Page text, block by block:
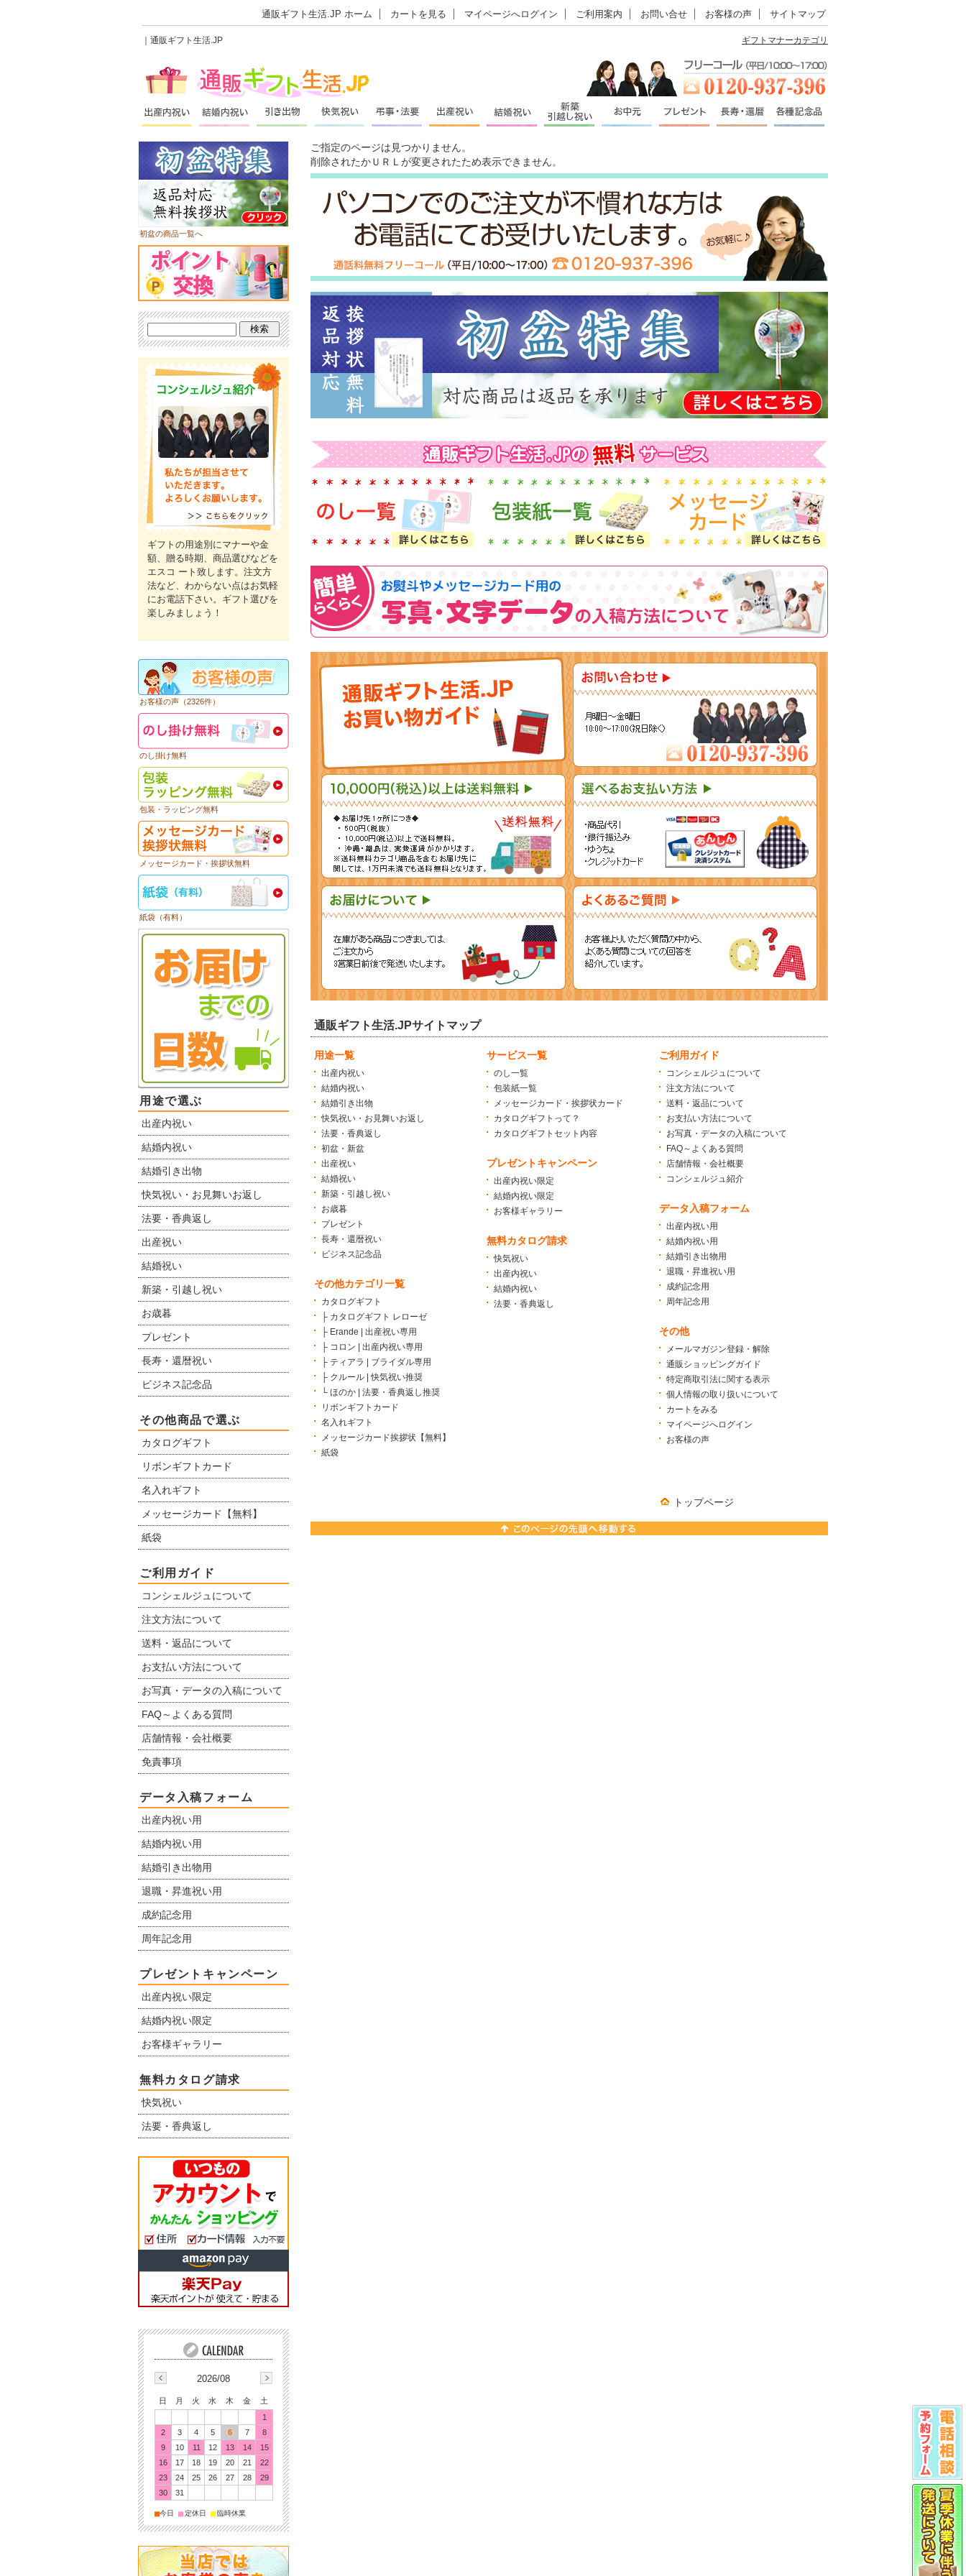
通販ギフト生活.JP ホーム カートを見る マイページへログイン ご利用案内 お問い合せ お客様の声 サイトマップ
｜通販ギフト生活.JP ギフトマナーカテゴリ
ご指定のページは見つかりません。
削除されたかＵＲＬが変更されたため表示できません。
通販ギフト生活.JPサイトマップ
用途一覧
出産内祝い
結婚内祝い
結婚引き出物
快気祝い・お見舞いお返し
法要・香典返し
初盆・新盆
出産祝い
結婚祝い
新築・引越し祝い
お歳暮
プレゼント
長寿・還暦祝い
ビジネス記念品
その他カテゴリ一覧
カタログギフト
├ カタログギフト レローゼ
├ Erande | 出産祝い専用
├ コロン | 出産内祝い専用
├ ティアラ | ブライダル専用
├ クルール | 快気祝い推奨
└ ほのか | 法要・香典返し推奨
リボンギフトカード
名入れギフト
メッセージカード挨拶状【無料】
紙袋
サービス一覧
のし一覧
包装紙一覧
メッセージカード・挨拶状カード
カタログギフトって？
カタログギフトセット内容
プレゼントキャンペーン
出産内祝い限定
結婚内祝い限定
お客様ギャラリー
無料カタログ請求
快気祝い
出産内祝い
結婚内祝い
法要・香典返し
ご利用ガイド
コンシェルジュについて
注文方法について
送料・返品について
お支払い方法について
お写真・データの入稿について
FAQ～よくある質問
店舗情報・会社概要
コンシェルジュ紹介
データ入稿フォーム
出産内祝い用
結婚内祝い用
結婚引き出物用
退職・昇進祝い用
成約記念用
周年記念用
その他
メールマガジン登録・解除
通販ショッピングガイド
特定商取引法に関する表示
個人情報の取り扱いについて
カートをみる
マイページへログイン
お客様の声
トップページ
初盆の商品一覧へ
ギフトの用途別にマナーや金
額、贈る時期、商品選びなどを
エスコ ート致します。注文方
法など、わからない点はお気軽
にお電話下さい。ギフト選びを
楽しみましょう！
お客様の声（2326件）
のし掛け無料
包装・ラッピング無料
メッセージカード・挨拶状無料
紙袋（有料）
用途で選ぶ
出産内祝い
結婚内祝い
結婚引き出物
快気祝い・お見舞いお返し
法要・香典返し
出産祝い
結婚祝い
新築・引越し祝い
お歳暮
プレゼント
長寿・還暦祝い
ビジネス記念品
その他商品で選ぶ
カタログギフト
リボンギフトカード
名入れギフト
メッセージカード【無料】
紙袋
ご利用ガイド
コンシェルジュについて
注文方法について
送料・返品について
お支払い方法について
お写真・データの入稿について
FAQ～よくある質問
店舗情報・会社概要
免責事項
データ入稿フォーム
出産内祝い用
結婚内祝い用
結婚引き出物用
退職・昇進祝い用
成約記念用
周年記念用
プレゼントキャンペーン
出産内祝い限定
結婚内祝い限定
お客様ギャラリー
無料カタログ請求
快気祝い
法要・香典返し
2026/08
日 月 火 水 木 金
土
1
2
3 4 5 6 7
8
9
10 11 12 13 14
15
16
17 18 19 20 21
22
23
24 25 26 27 28
29
30
31
■今日 ■定休日 ■臨時休業